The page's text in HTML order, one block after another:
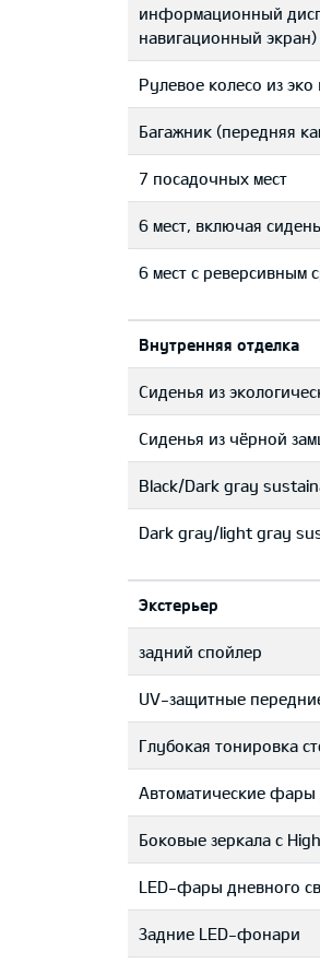
информационный
навигационный экран)
Рулевое колесо из эко
Багажник (передняя
7 посадочных мест
6 мест, включая
6 мест с реверсивным
Bнутренняя отделка
Сиденья из
Сиденья из чёрной
Black/Dark gray
Dark gray/light gray
Экстерьер
задний спойлер
UV-защитные
Глубокая тонировка
Автоматические фары
Боковые зеркала с
LED-фары дневного
Задние LED-фонари